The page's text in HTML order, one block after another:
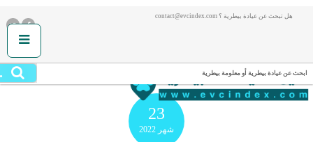
هل تبحث عن عيادة بيطرية ؟ contact@evcindex.com
ابحث عن عيادة بيطرية أو معلومة بيطرية
23
شهر 2022